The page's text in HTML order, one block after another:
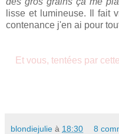
lisse et lumineuse. Il fait
contenance j'en ai pour
Et vous, tentées par
blondiejulie à 18:30 8